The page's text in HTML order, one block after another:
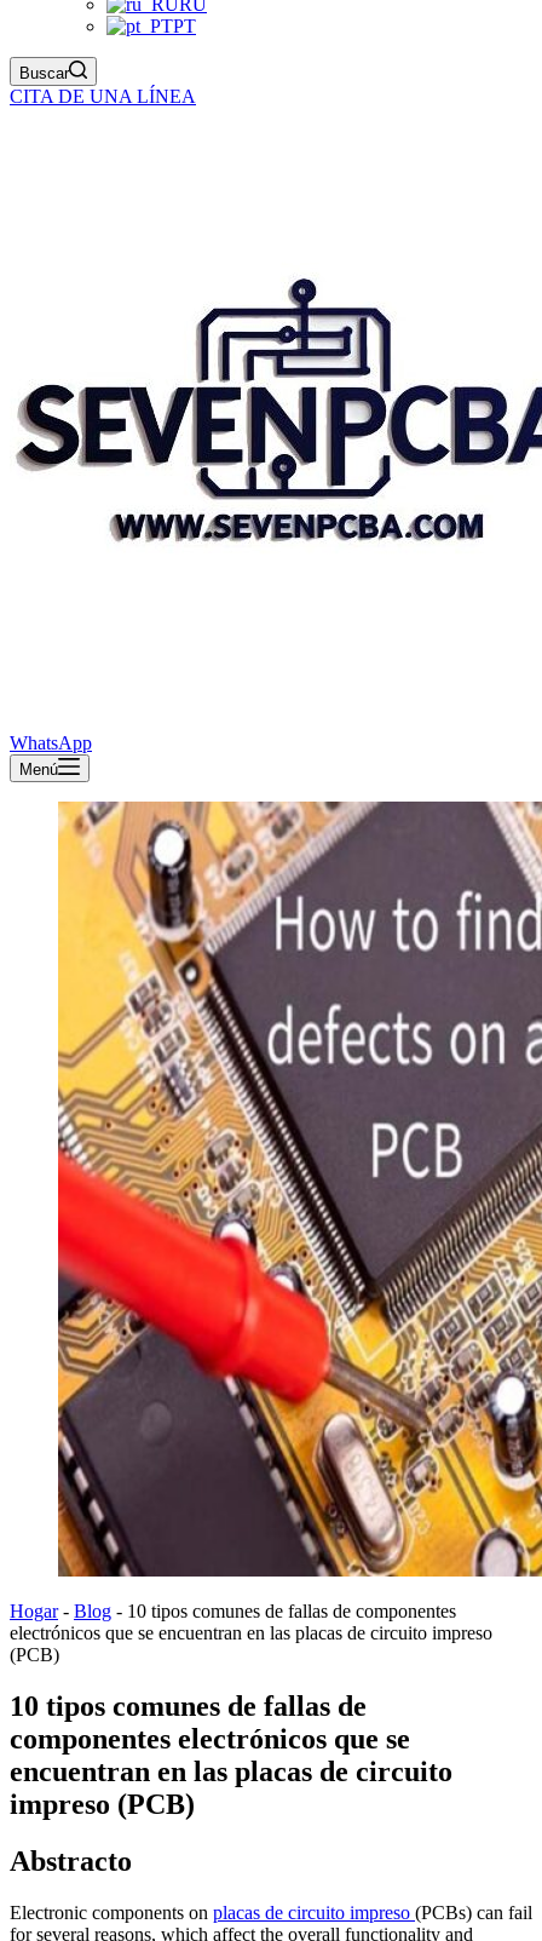
RU
PT
Buscar
CITA DE UNA LÍNEA
WhatsApp
Menú
Hogar- Blog - 10 tipos comunes de fallas de componentes
electrónicos que se encuentran en las placas de circuito impreso
(PCB)
10 tipos comunes de fallas de
componentes electrónicos que se
encuentran en las placas de circuito
impreso (PCB)
Abstracto
Electronic components on placas de circuito impreso (PCBs) can fail
for several reasons, which affect the overall functionality and